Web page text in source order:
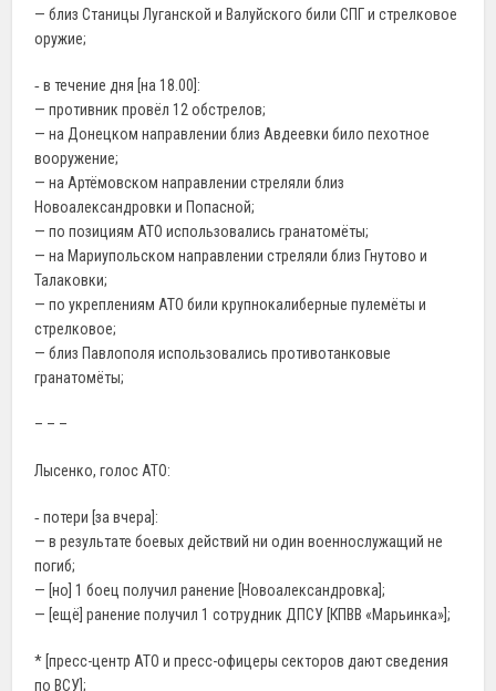
— близ Станицы Луганской и Валуйского били СПГ и стрелковое
оружие;
‐ в течение дня [на 18.00]:
— противник провёл 12 обстрелов;
— на Донецком направлении близ Авдеевки било пехотное
вооружение;
— на Артёмовском направлении стреляли близ
Новоалександровки и Попасной;
— по позициям АТО использовались гранатомёты;
— на Мариупольском направлении стреляли близ Гнутово и
Талаковки;
— по укреплениям АТО били крупнокалиберные пулемёты и
стрелковое;
— близ Павлополя использовались противотанковые
гранатомёты;
– – –
Лысенко, голос АТО:
‐ потери [за вчера]:
— в результате боевых действий ни один военнослужащий не
погиб;
— [но] 1 боец получил ранение [Новоалександровка];
— [ещё] ранение получил 1 сотрудник ДПСУ [КПВВ «Марьинка»];
* [пресс-центр АТО и пресс-офицеры секторов дают сведения
по ВСУ];